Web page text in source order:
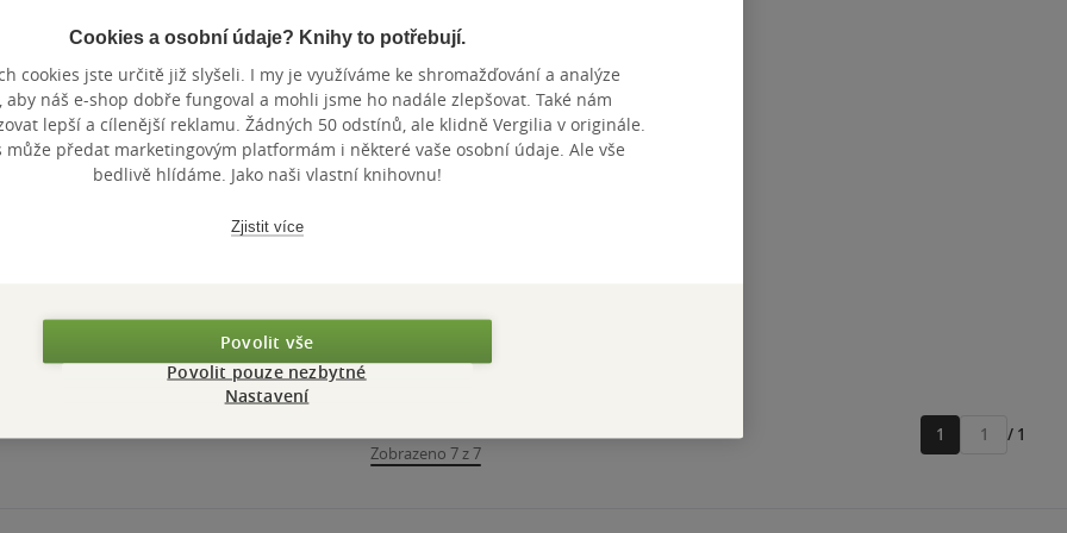
Speciální
pedagogika
& další
Speciální
pedagogika
Jiří Škoda & další
5
hvězdiček
E-kniha
Inkluzivní
vzdělávání -
Zobrazeno 7 z 7
1
Přejít
/ 1
Cookies a osobní údaje? Knihy to potřebují.
cookies jste určitě již slyšeli. I my je využíváme ke shromažďování a analýze
aby náš e-shop dobře fungoval a mohli jsme ho nadále zlepšovat. Také nám
lepší a cílenější reklamu. Žádných 50 odstínů, ale klidně Vergilia v originále.
může předat marketingovým platformám i některé vaše osobní údaje. Ale vše
bedlivě hlídáme. Jako naši vlastní knihovnu!
Zjistit více
Povolit vše
Povolit pouze nezbytné
Nastavení